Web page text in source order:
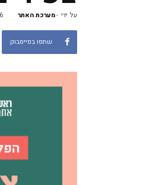
על ידי מערכת האתר-
16
שתפו בפייסבוק